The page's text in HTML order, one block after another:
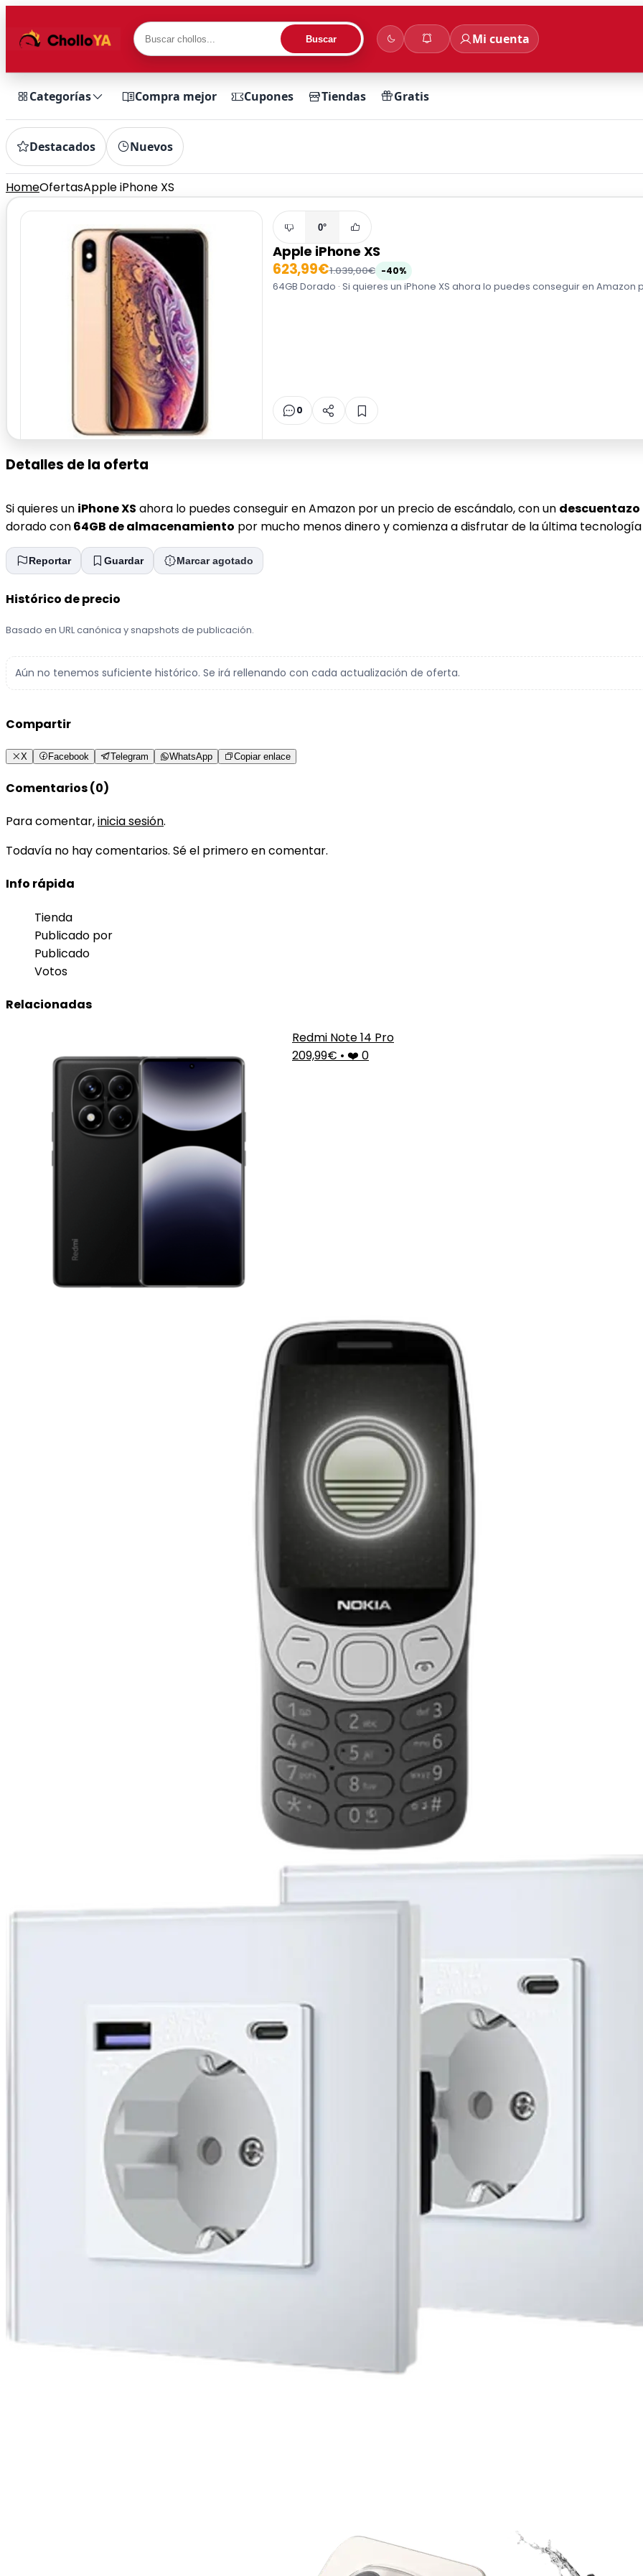
Buscar Mi cuenta
Categorías Compra mejor Cupones Tiendas Gratis
Destacados Nuevos
HomeOfertasApple iPhone XS
0°
Apple iPhone XS
623,99€1.039,00€ -40%
64GB Dorado · Si quieres un iPhone XS ahora lo puedes conseguir en
0
Detalles de la oferta
Si quieres un iPhone XS ahora lo puedes conseguir en Amazon por un precio de escándalo, con un descuentazo
dorado con64GB de almacenamiento por mucho menos dinero y comienza a disfrutar de la última
Reportar Guardar Marcar agotado
Histórico de precio
Basado en URL canónica y snapshots de publicación.
Aún no tenemos suficiente histórico. Se irá rellenando con cada actualización de oferta.
Compartir
X Facebook Telegram WhatsApp Copiar enlace
Comentarios (0)
Para comentar,inicia sesión.
Todavía no hay comentarios. Sé el primero en comentar.
Info rápida
Tienda
Publicado por
Publicado
Votos
Relacionadas
Redmi Note 14 Pro
209,99€ • ❤️ 0